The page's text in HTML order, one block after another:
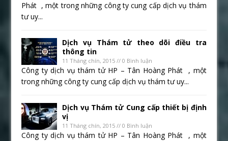
Phát , một trong những công ty cung cấp dịch vụ thám
tư uy...
Dịch vụ Thám tử theo dõi điều tra
thông tin
11 Tháng chín, 2015 // 0 Bình luận
Công ty dịch vụ thám tử HP – Tân Hoàng Phát , một
trong những công ty cung cấp dịch vụ thám tư uy...
Dịch vụ Thám tử Cung cấp thiết bị định
vị
11 Tháng chín, 2015 // 0 Bình luận
Công ty dịch vụ thám tử HP – Tân Hoàng Phát , một